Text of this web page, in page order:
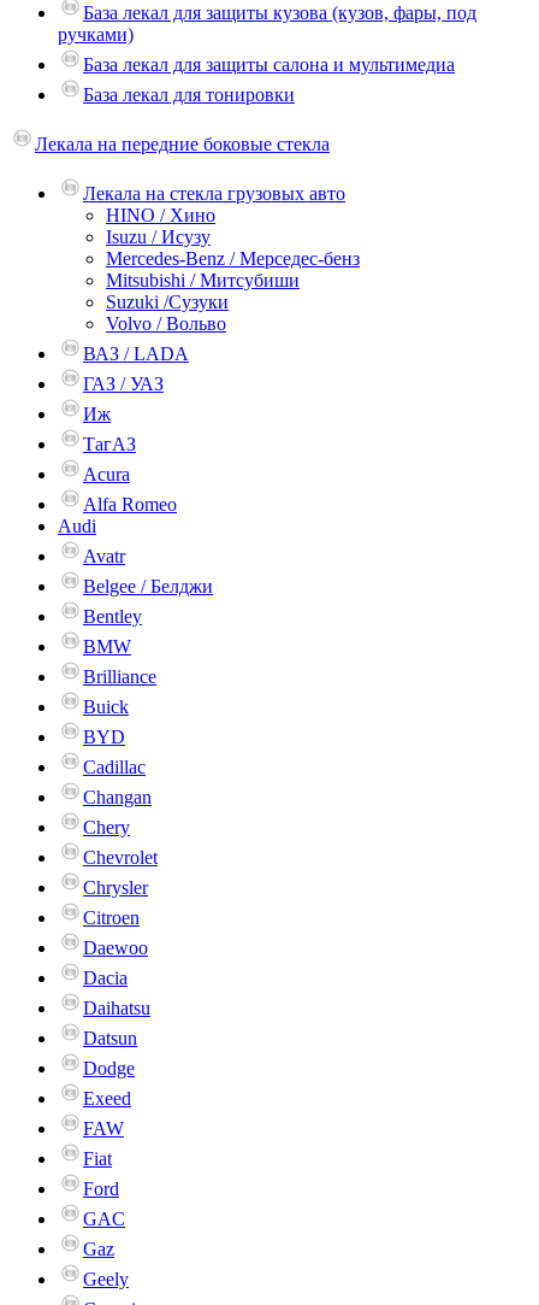
База лекал для защиты кузова (кузов, фары, под
ручками)
База лекал для защиты салона и мультимедиа
База лекал для тонировки
Лекала на передние боковые стекла
Лекала на стекла грузовых авто
HINO / Хино
Isuzu / Исузу
Mercedes-Benz / Мерседес-бенз
Mitsubishi / Митсубиши
Suzuki /Сузуки
Volvo / Вольво
ВАЗ / LADA
ГАЗ / УАЗ
Иж
ТагАЗ
Acura
Alfa Romeo
Audi
Avatr
Belgee / Белджи
Bentley
BMW
Brilliance
Buick
BYD
Cadillac
Changan
Chery
Chevrolet
Chrysler
Citroen
Daewoo
Dacia
Daihatsu
Datsun
Dodge
Exeed
FAW
Fiat
Ford
GAC
Gaz
Geely